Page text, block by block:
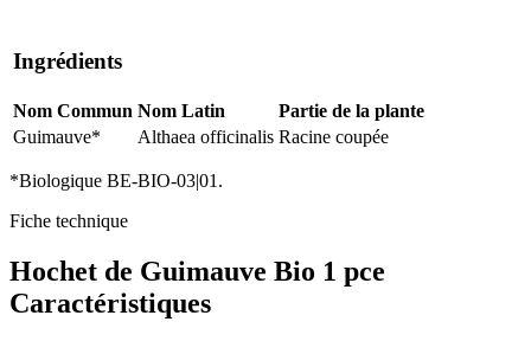
Ingrédients
Nom Commun Nom Latin
Partie de la plante
Guimauve*
Althaea officinalis Racine coupée
*Biologique BE-BIO-03|01.
Fiche technique
Hochet de Guimauve Bio 1 pce
Caractéristiques